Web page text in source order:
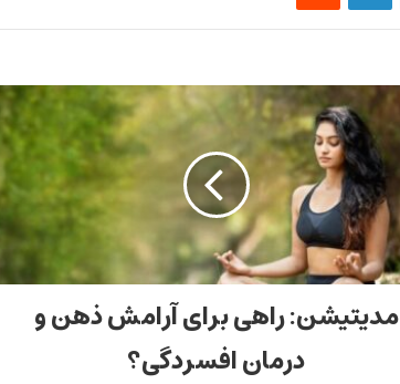
مدیتیشن: راهی برای آرامش ذهن و
درمان افسردگی؟